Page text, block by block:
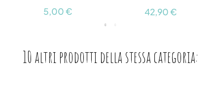
5,00 € 42,90 €
10 altri prodotti della stessa categoria: